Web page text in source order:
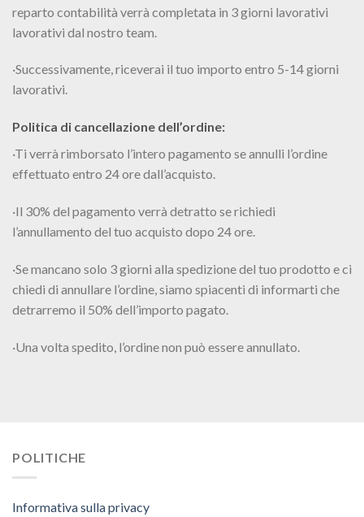
reparto contabilità verrà completata in 3 giorni lavorativi
lavorativi dal nostro team.
·Successivamente, riceverai il tuo importo entro 5-14 giorni
lavorativi.
Politica di cancellazione dell’ordine:
·Ti verrà rimborsato l’intero pagamento se annulli l’ordine
effettuato entro 24 ore dall’acquisto.
·Il 30% del pagamento verrà detratto se richiedi
l’annullamento del tuo acquisto dopo 24 ore.
·Se mancano solo 3 giorni alla spedizione del tuo prodotto e ci
chiedi di annullare l’ordine, siamo spiacenti di informarti che
detrarremo il 50% dell’importo pagato.
·Una volta spedito, l’ordine non può essere annullato.
POLITICHE
Informativa sulla privacy